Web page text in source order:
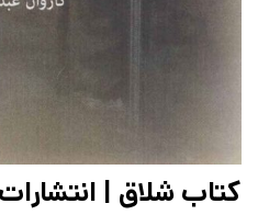
کتاب شلاق | انتشارات